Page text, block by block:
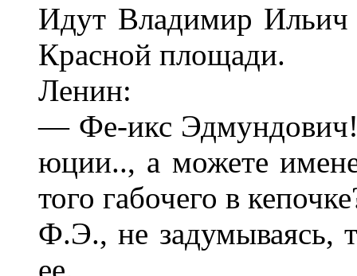
Идут Владимир
Красной площади.
Ленин:
— Фе-икс Эдмундович!
юции.., а можете
того габочего в
Ф.Э., не задумываясь,
ее.